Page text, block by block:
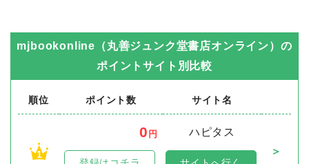
mjbookonline（丸善ジュンク堂書店オンライン） の
ポイントサイト別比較
順位 ポイント数 サイト名
1
0 円
ハピタス
＞